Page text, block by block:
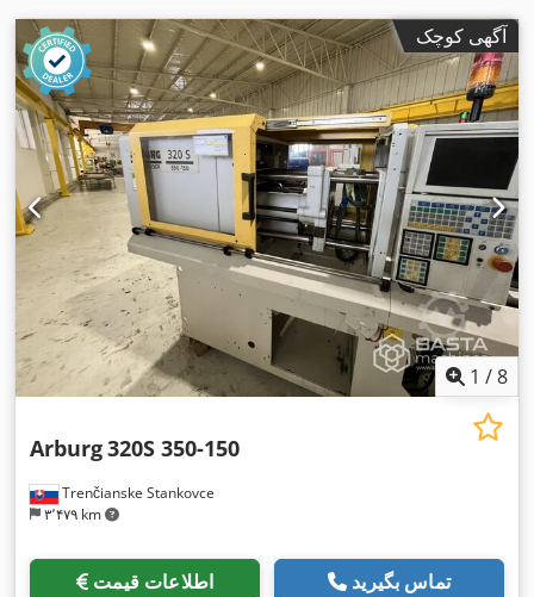
آگهی کوچک
1 /8
Trenčianske Stankovce
۳٬۴۷۹ km
Arburg320S 350-150
اطلاعات قیمت تماس بگیرید